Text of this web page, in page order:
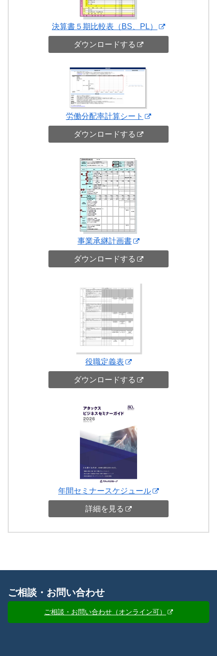
決算書５期比較表（BS、PL）
ダウンロードする
労働分配率計算シート
ダウンロードする
事業承継計画書
ダウンロードする
役職定義表
ダウンロードする
年間セミナースケジュール
詳細を見る
ご相談・お問い合わせ
ご相談・お問い合わせ（オンライン可）